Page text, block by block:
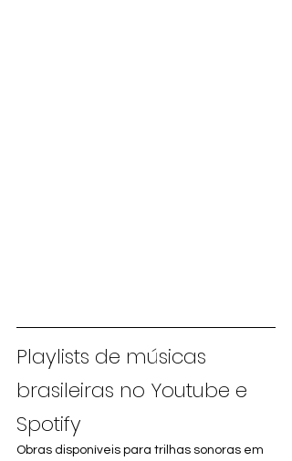
Playlists de músicas
brasileiras no Youtube e
Spotify
Obras disponíveis para trilhas sonoras em